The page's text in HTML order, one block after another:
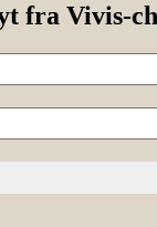
fra Vivis-